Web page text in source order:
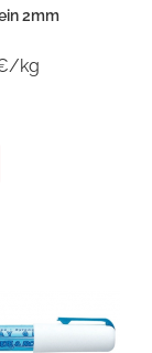
2mm
kg